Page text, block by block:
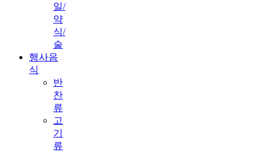
일/
약
식/
술
행사음
식
반
찬
류
고
기
류